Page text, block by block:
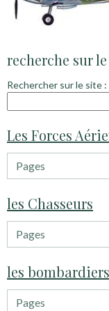
recherche sur
Rechercher sur le site :
Les Forces
les Chasseurs
les bombardiers